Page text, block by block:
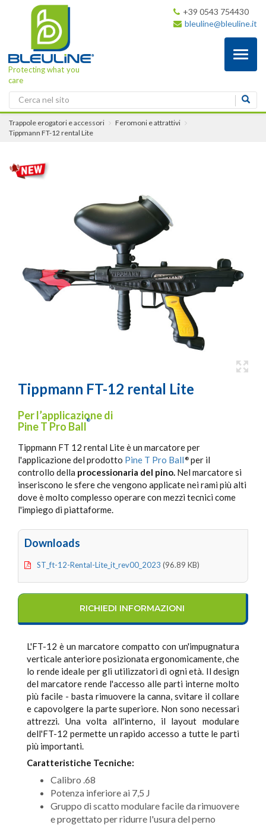
Protecting what you
care
+39 0543 754430
bleuline@bleuline.it
Trappole erogatori e accessori
Feromoni e attrattivi
Tippmann FT-12 rental Lite
Tippmann FT-12 rental Lite
Per l’applicazione di
Pine T Pro Ball®
Tippmann FT 12 rental Lite è un marcatore per
l'applicazione del prodotto Pine T Pro Ball ® per il
controllo della processionaria del pino. Nel marcatore si
inseriscono le sfere che vengono applicate nei rami più alti
dove è molto complesso operare con mezzi tecnici come
l'impiego di piattaforme.
Downloads
ST_ft-12-Rental-Lite_it_rev00_2023 (96.89 KB)
RICHIEDI INFORMAZIONI
L'FT-12 è un marcatore compatto con un'impugnatura
verticale anteriore posizionata ergonomicamente, che
lo rende ideale per gli utilizzatori di ogni età. Il design
del marcatore rende l'accesso alle parti interne molto
più facile - basta rimuovere la canna, svitare il collare
e capovolgere la parte superiore. Non sono necessari
attrezzi. Una volta all'interno, il layout modulare
dell'FT-12 permette un rapido accesso a tutte le parti
più importanti.
Caratteristiche Tecniche:
Calibro .68
Potenza inferiore ai 7,5 J
Gruppo di scatto modulare facile da rimuovere
e progettato per ridurre l'usura del perno